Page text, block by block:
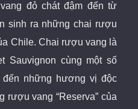
đỏ chát đậm đến từ
sinh ra những chai rượu
Chile. Chai rượu vang là
Sauvignon cùng một số
đến những hương vị độc
rượu vang “Reserva” của